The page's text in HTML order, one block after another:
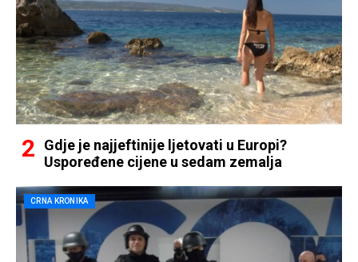
Gdje je najjeftinije ljetovati u Europi?
Uspoređene cijene u sedam zemalja
CRNA KRONIKA